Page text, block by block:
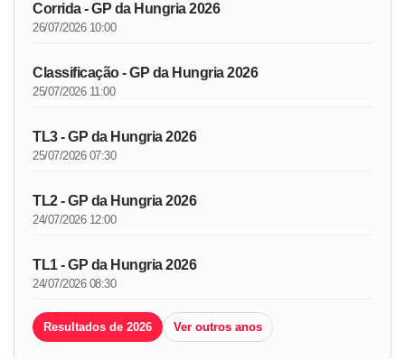
Corrida - GP da Hungria 2026
26/07/2026 10:00
Classificação - GP da Hungria 2026
25/07/2026 11:00
TL3 - GP da Hungria 2026
25/07/2026 07:30
TL2 - GP da Hungria 2026
24/07/2026 12:00
TL1 - GP da Hungria 2026
24/07/2026 08:30
Resultados de 2026 Ver outros anos